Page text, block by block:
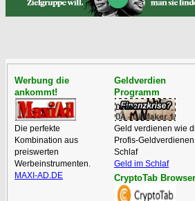
Werbung die
ankommt!
Die perfekte
Kombination aus
preiswerten
Werbeinstrumenten.
MAXI-AD.DE
Geldverdien
Programm
Geld verdienen wie
Profis-
Schlaf
Geld im Schlaf
CryptoTab Browser